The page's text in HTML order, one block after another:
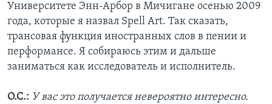
Университете Энн-Арбор в Мичигане осенью 2009
года, которые я назвал Spell Art. Так сказать,
трансовая функция иностранных слов в пении и
перформансе. Я собираюсь этим и дальше
заниматься как исследователь и исполнитель.
О.С.: У вас это получается невероятно интересно.